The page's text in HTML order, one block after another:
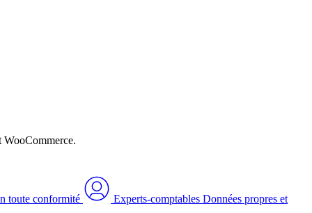
WooCommerce.
toute conformité Experts-comptables Données propres et